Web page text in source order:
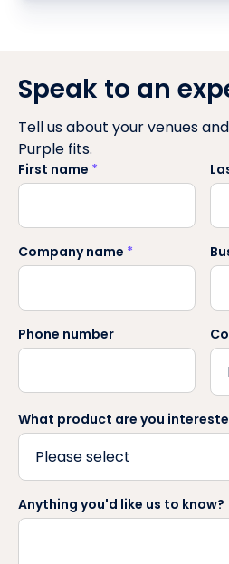
Speak to an
Tell us about your venues
Purple fits.
First name *
Company name *
Phone number
What product are you
Anything you'd like us to know?